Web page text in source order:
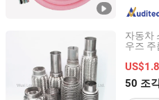
자동차
우즈
50 조
Wuxi Longterm Machinery
Jiangsu, China